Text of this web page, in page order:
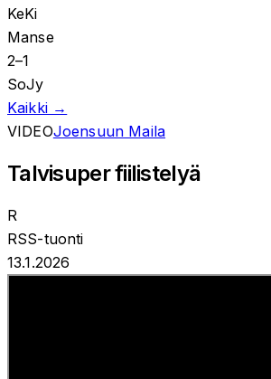
KeKi
Manse
2–1
SoJy
Kaikki →
VIDEOJoensuun Maila
Talvisuper fiilistelyä
R
RSS-tuonti
13.1.2026